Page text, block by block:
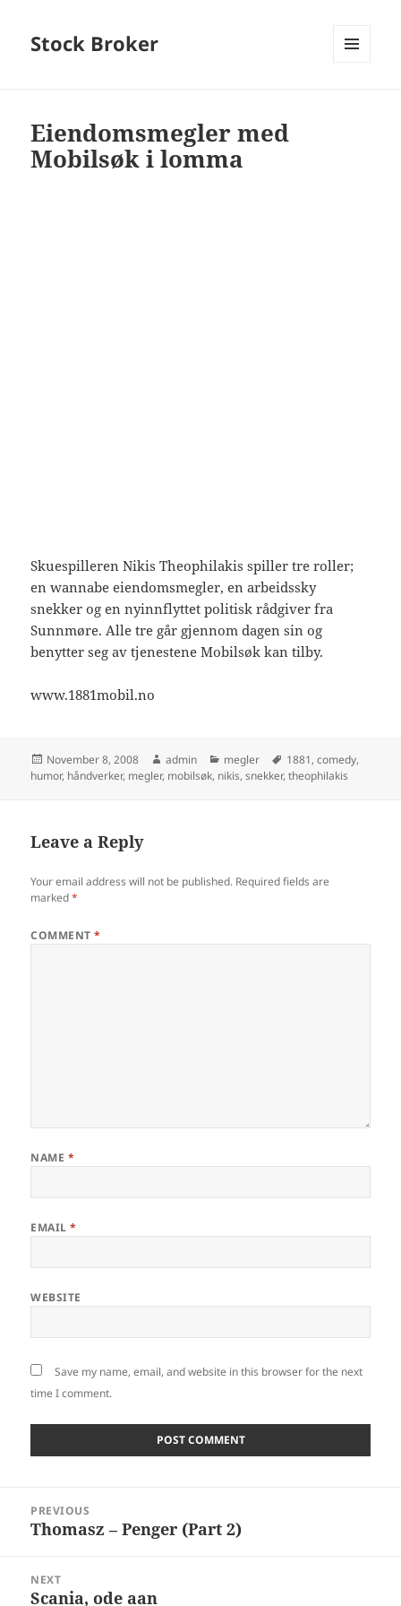
Stock Broker
Eiendomsmegler med
Mobilsøk i lomma
Skuespilleren Nikis Theophilakis spiller tre roller;
en wannabe eiendomsmegler, en arbeidssky
snekker og en nyinnflyttet politisk rådgiver fra
Sunnmøre. Alle tre går gjennom dagen sin og
benytter seg av tjenestene Mobilsøk kan tilby.
www.1881mobil.no
Posted
on
November 8, 2008 Author
admin Categories
megler Tags
1881,comedy,
humor, håndverker, megler, mobilsøk, nikis,snekker,theophilakis
Leave a Reply
Your email address will not be published. Required fields are
marked*
COMMENT*
NAME *
EMAIL*
WEBSITE
Save my name, email, and website in this browser for the next
time I comment.
navigation
PREVIOUS
Previous
Thomasz – Penger (Part 2)
NEXT
Next
Scania, ode aan